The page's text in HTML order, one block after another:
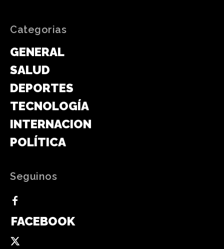
Categorias
GENERAL
SALUD
DEPORTES
TECNOLOGÍA
INTERNACIONAL
POLÍTICA
Seguinos
FACEBOOK